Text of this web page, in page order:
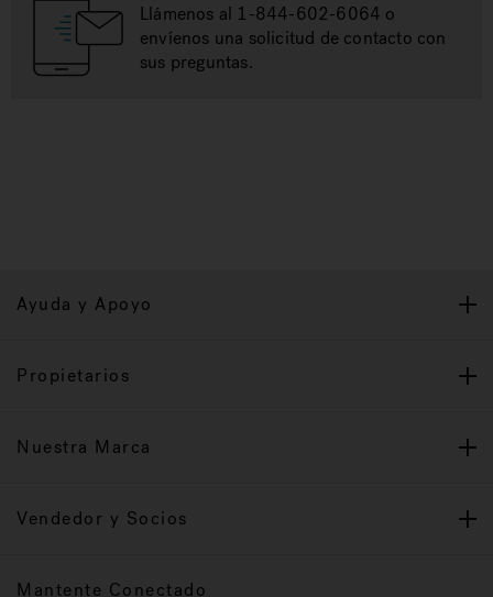
Llámenos al 1-844-602-6064 o
envíenos una solicitud de contacto con
sus preguntas.
Ayuda y Apoyo
Propietarios
Nuestra Marca
Vendedor y Socios
Mantente Conectado